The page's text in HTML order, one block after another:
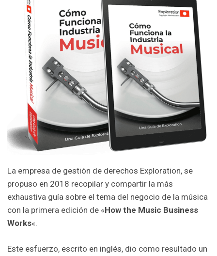
La empresa de gestión de derechos Exploration, se
propuso en 2018 recopilar y compartir la más
exhaustiva guía sobre el tema del negocio de la música
con la primera edición de «How the Music Business
Works«.
Este esfuerzo, escrito en inglés, dio como resultado un